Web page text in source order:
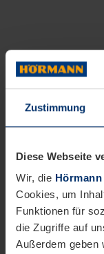
Zustimmung
Diese Webseite
Wir, die
Cookies, um
Funktionen für
die Zugriffe auf
Außerdem geben